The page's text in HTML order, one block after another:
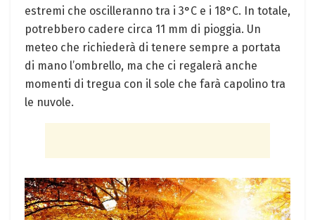
estremi che oscilleranno tra i 3°C e i 18°C. In totale,
potrebbero cadere circa 11 mm di pioggia. Un
meteo che richiederà di tenere sempre a portata
di mano l’ombrello, ma che ci regalerà anche
momenti di tregua con il sole che farà capolino tra
le nuvole.